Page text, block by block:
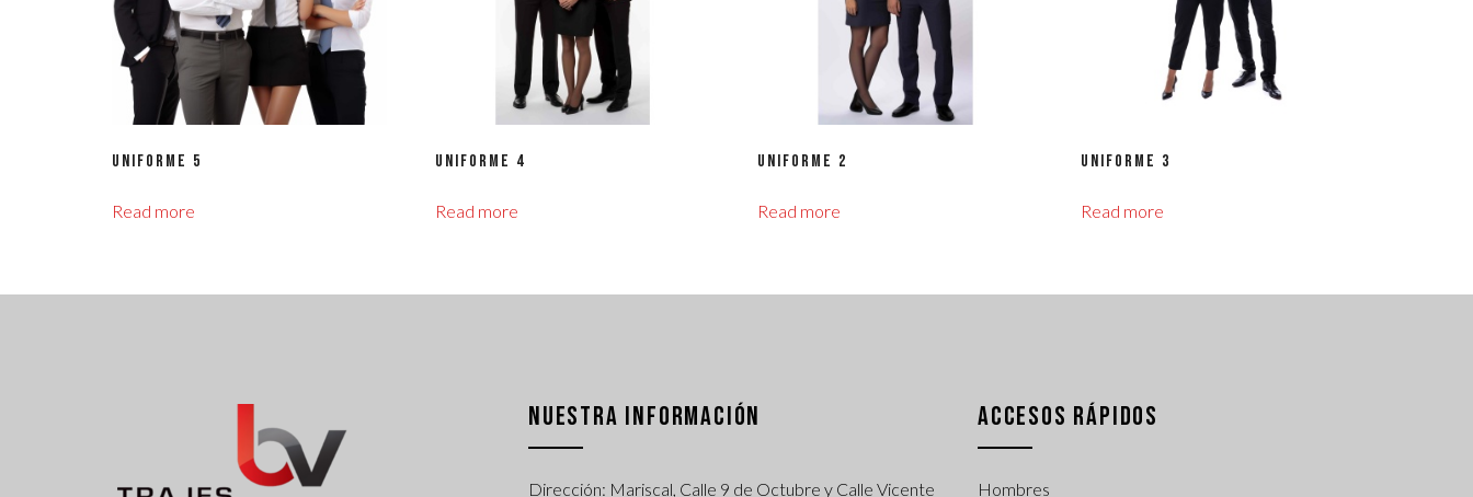
Uniforme 5
Read more
Uniforme 4
Read more
Uniforme 2
Read more
Uniforme 3
Read more
NUESTRA INFORMACIÓN
Dirección: Mariscal, Calle 9 de Octubre y Calle Vicente
ACCESOS RÁPIDOS
Hombres